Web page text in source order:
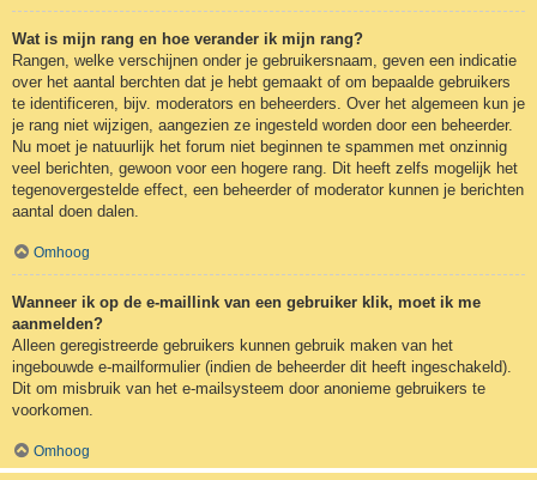
Wat is mijn rang en hoe verander ik mijn rang?
Rangen, welke verschijnen onder je gebruikersnaam, geven een indicatie
over het aantal berchten dat je hebt gemaakt of om bepaalde gebruikers
te identificeren, bijv. moderators en beheerders. Over het algemeen kun je
je rang niet wijzigen, aangezien ze ingesteld worden door een beheerder.
Nu moet je natuurlijk het forum niet beginnen te spammen met onzinnig
veel berichten, gewoon voor een hogere rang. Dit heeft zelfs mogelijk het
tegenovergestelde effect, een beheerder of moderator kunnen je berichten
aantal doen dalen.
Omhoog
Wanneer ik op de e-maillink van een gebruiker klik, moet ik me
aanmelden?
Alleen geregistreerde gebruikers kunnen gebruik maken van het
ingebouwde e-mailformulier (indien de beheerder dit heeft ingeschakeld).
Dit om misbruik van het e-mailsysteem door anonieme gebruikers te
voorkomen.
Omhoog